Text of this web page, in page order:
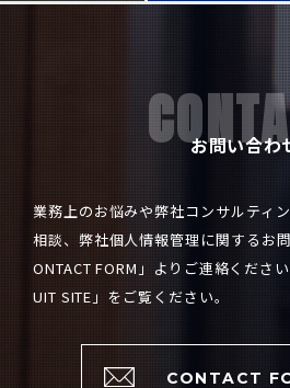
お問い合わ
業務上のお悩みや弊社コンサルティ
相談、弊社個人情報管理に関するお
ONTACT FORM 」よりご連絡くださ
UIT SITE 」をご覧ください。
CONTACT